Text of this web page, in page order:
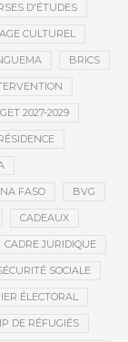
D'ÉTUDES
CULTUREL
BRICS
2027-2029
FASO BVG
CADEAUX
CADRE JURIDIQUE
SOCIALE
ÉLECTORAL
DE RÉFUGIÉS